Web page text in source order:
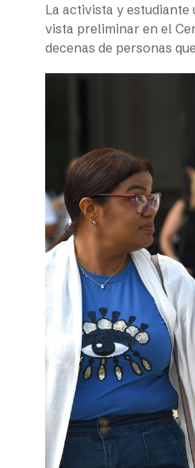
La activista y
vista preliminar en el
decenas de personas